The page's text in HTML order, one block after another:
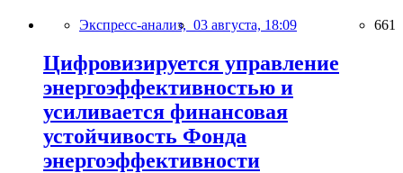
Экспресс-анализ, 03 августа, 18:09 661
Цифровизируется управление
энергоэффективностью и
усиливается финансовая
устойчивость Фонда
энергоэффективности